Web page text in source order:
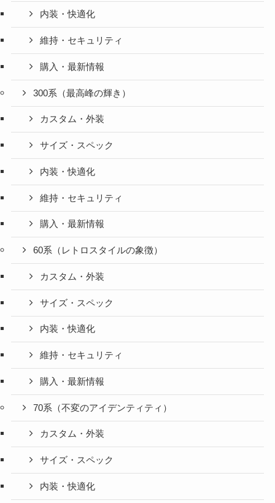
内装・快適化
維持・セキュリティ
購入・最新情報
300系（最高峰の輝き）
カスタム・外装
サイズ・スペック
内装・快適化
維持・セキュリティ
購入・最新情報
60系（レトロスタイルの象徴）
カスタム・外装
サイズ・スペック
内装・快適化
維持・セキュリティ
購入・最新情報
70系（不変のアイデンティティ）
カスタム・外装
サイズ・スペック
内装・快適化